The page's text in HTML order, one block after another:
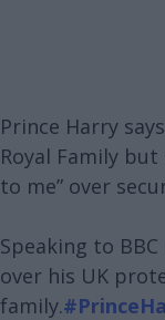
Prince Harry
Royal Family but
to me” over
Speaking to
over his UK
family.